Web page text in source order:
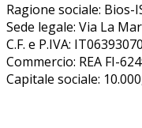
Ragione sociale:
Sede legale: Via La
C.F. e P.IVA:
Commercio: REA FI-
Capitale sociale: